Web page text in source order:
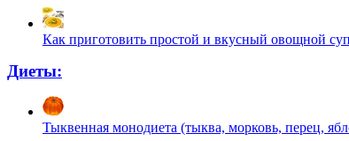
Как приготовить простой и вкусный овощной
Диеты:
Тыквенная монодиета (тыква, морковь, перец,